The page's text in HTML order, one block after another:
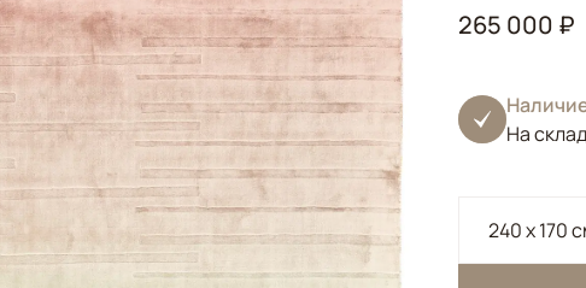
265 000 ₽
На
240 x 170